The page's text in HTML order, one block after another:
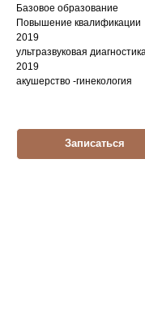
Базовое образование
Повышение квалификации
2019
ультразвуковая диагностика
2019
акушерство -гинекология
Записаться